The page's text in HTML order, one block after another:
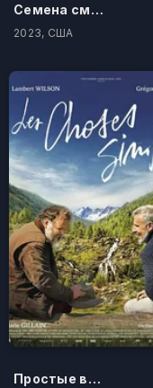
Семена смерти
2023, США
Простые вещи